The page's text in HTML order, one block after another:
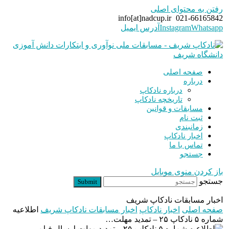
رفتن به محتوای اصلی
021-66165842
info[at]nadcup.ir
InstagramWhatsapp آدرس ایمیل
صفحه اصلی
درباره
درباره نادکاپ
تاریخچه نادکاپ
مسابقات و قوانین
ثبت نام
زمانبندی
اخبار نادکاپ
تماس با ما
جستجو
باز کردن منوی موبایل
جستجو
Submit
اخبار مسابقات نادکاپ شریف
صفحه اصلی اخبار نادکاپ اخبار مسابقات نادکاپ شریف اطلاعیه
شماره ۵ نادکاپ ۲۵ – تمدید مهلت…